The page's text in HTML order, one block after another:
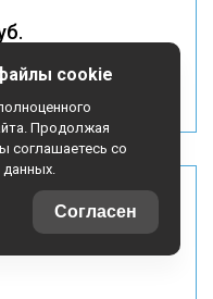
cookie
Продолжая
соглашаетесь со
Согласен